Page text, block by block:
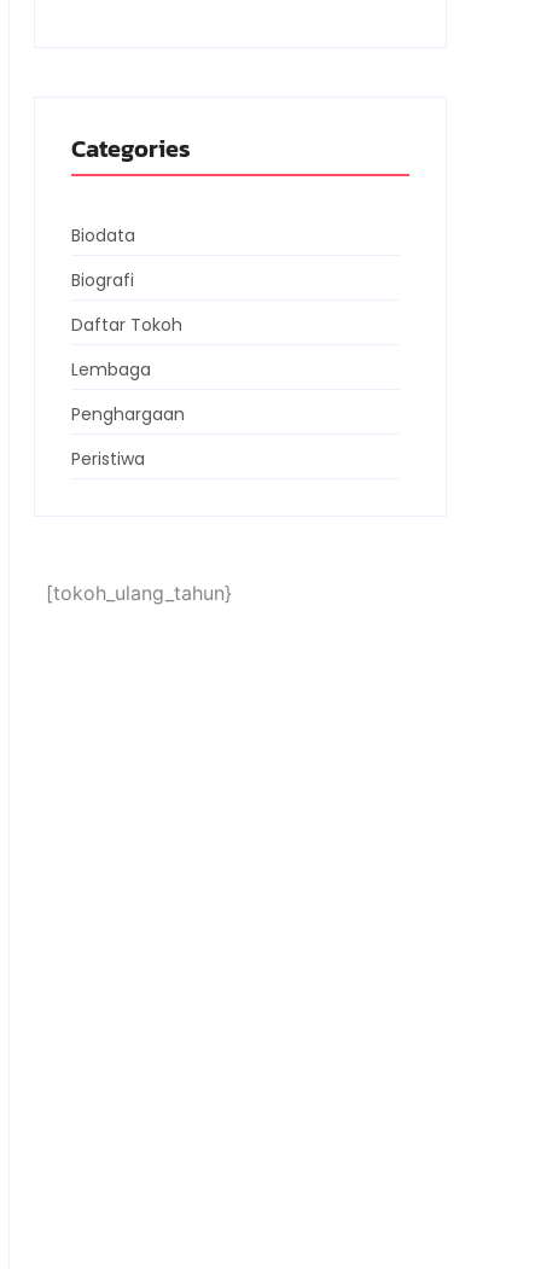
Categories
Biodata
Biografi
Daftar Tokoh
Lembaga
Penghargaan
Peristiwa
[tokoh_ulang_tahun}